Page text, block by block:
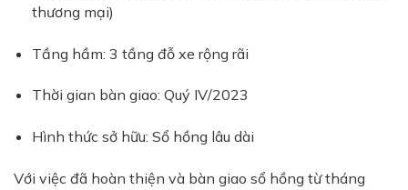
thương mại)
Tầng hầm: 3 tầng đỗ xe rộng rãi
Thời gian bàn giao: Quý IV/2023
Hình thức sở hữu: Sổ hồng lâu dài
Với việc đã hoàn thiện và bàn giao sổ hồng từ tháng